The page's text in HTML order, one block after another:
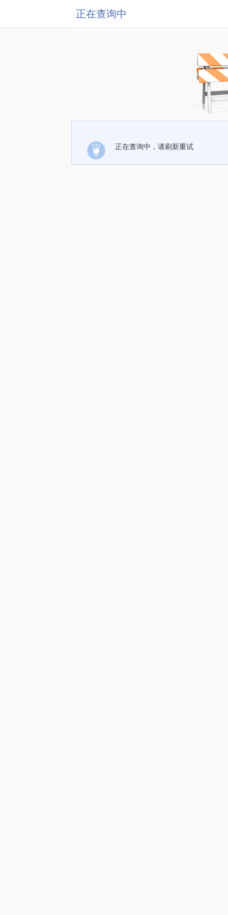
正在查询中
正在查询中，请刷新重试